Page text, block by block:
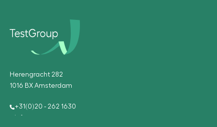
Herengracht 282
1016 BX Amsterdam
+31(0)20 - 262 1630